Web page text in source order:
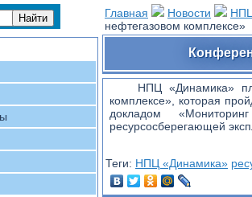
Главная Новости
нефтегазовом комплексе»
НПЦ «Динамика»
комплексе», которая
докладом
ресурсосберегающей
Теги: НПЦ «Динамика»